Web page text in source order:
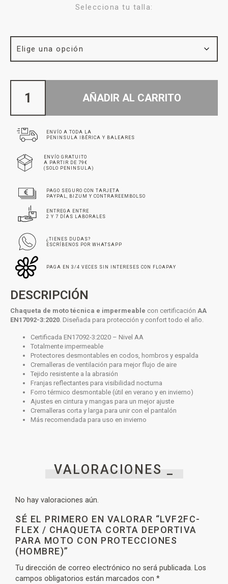
Selecciona tu talla:
AÑADIR AL CARRITO
ENVÍO A TODA LA
PENINSULA IBÉRICA Y BALEARES
ENVÍO GRATUITO
A PARTIR DE 79€
(SOLO PENINSULA)
PAGO SEGURO CON TARJETA
PAYPAL, BIZUM Y CONTRAREEMBOLSO
ENTREGA ENTRE
2 Y 7 DÍAS LABORALES
¿TIENES DUDAS?
ESCRÍBENOS POR WHATSAPP
PAGA EN 3/4 VECES SIN INTERESES CON FLOAPAY
DESCRIPCIÓN
Chaqueta de moto técnica e impermeable con certificación AA
EN17092-3:2020. Diseñada para protección y confort todo el año.
Certificada EN17092-3:2020 – Nivel AA
Totalmente impermeable
Protectores desmontables en codos, hombros y espalda
Cremalleras de ventilación para mejor flujo de aire
Tejido resistente a la abrasión
Franjas reflectantes para visibilidad nocturna
Forro térmico desmontable (útil en verano y en invierno)
Ajustes en cintura y mangas para un mejor ajuste
Cremalleras corta y larga para unir con el pantalón
Más recomendada para uso en invierno
VALORACIONES _
No hay valoraciones aún.
SÉ EL PRIMERO EN VALORAR “LVF2FC-
FLEX / CHAQUETA CORTA DEPORTIVA
PARA MOTO CON PROTECCIONES
(HOMBRE)”
Tu dirección de correo electrónico no será publicada. Los
campos obligatorios están marcados con *